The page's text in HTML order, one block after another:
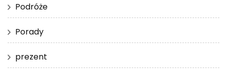
Podróże
Porady
prezent